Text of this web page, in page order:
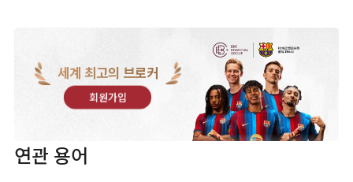
세계 최고의 브로커
회원가입
연관 용어